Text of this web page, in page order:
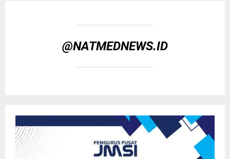
@NATMEDNEWS.ID